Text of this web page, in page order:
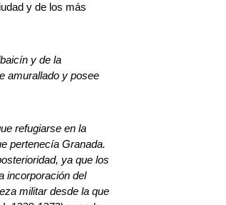
y de los más
y de la
amurallado y posee
refugiarse en la
pertenecía Granada.
ya que los
incorporación del
militar desde la que